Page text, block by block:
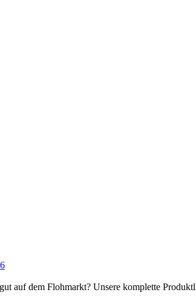
auf dem Flohmarkt? Unsere komplette